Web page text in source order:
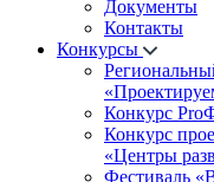
Документы
Контакты
Конкурсы
Конкурс
Конкурс
«Центры
Фестиваль